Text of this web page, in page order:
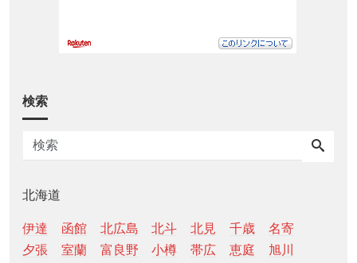
検索
北海道
伊達 函館 北広島 北斗 北見 千歳
名寄
夕張
室蘭 富良野 小樽 帯広 恵庭
旭川